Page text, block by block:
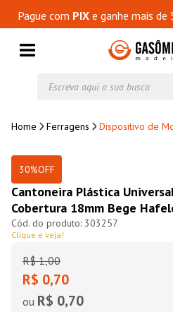
Pague com PIXe ganhe mais de
Ferragens Dispositivo de
30%OFF
Cantoneira Plástica
Cobertura 18mm Bege
303257
Clique e veja!
R$ 1,00
R$ 0,70
ou R$ 0,70